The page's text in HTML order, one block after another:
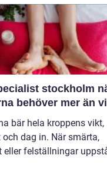
stockholm när
behöver mer än
bär hela kroppens vikt,
och dag in. När smärta,
eller felställningar